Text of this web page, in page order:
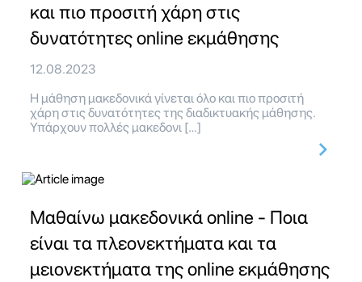
και πιο προσιτή χάρη στις
δυνατότητες online εκμάθησης
12.08.2023
Η μάθηση μακεδονικά γίνεται όλο και πιο προσιτή
χάρη στις δυνατότητες της διαδικτυακής μάθησης.
Υπάρχουν πολλές μακεδονι […]
Μαθαίνω μακεδονικά online - Ποια
είναι τα πλεονεκτήματα και τα
μειονεκτήματα της online εκμάθησης